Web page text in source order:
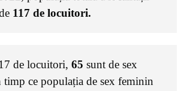
117 de locuitori.
de locuitori, 65 sunt de sex
timp ce populația de sex feminin